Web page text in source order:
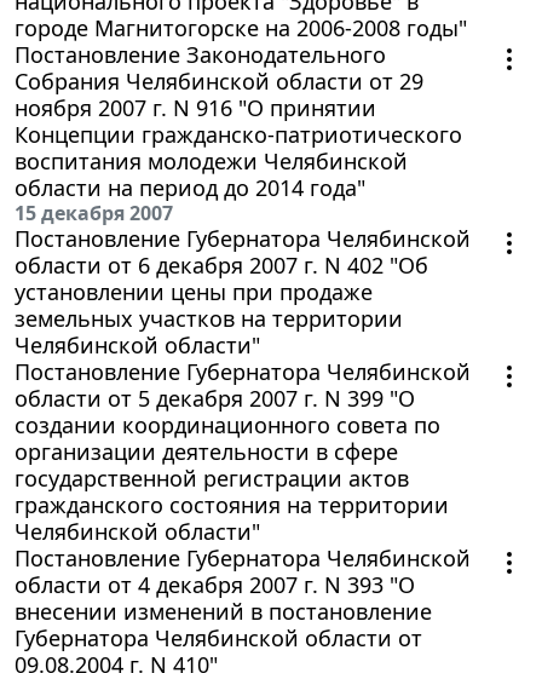
городе Магнитогорске на 2006-2008 годы"
Постановление Законодательного
Собрания Челябинской области от 29
ноября 2007 г. N 916 "О принятии
Концепции гражданско-патриотического
воспитания молодежи Челябинской
области на период до 2014 года"
15 декабря 2007
Постановление Губернатора Челябинской
области от 6 декабря 2007 г. N 402 "Об
установлении цены при продаже
земельных участков на территории
Челябинской области"
Постановление Губернатора Челябинской
области от 5 декабря 2007 г. N 399 "О
создании координационного совета по
организации деятельности в сфере
государственной регистрации актов
гражданского состояния на территории
Челябинской области"
Постановление Губернатора Челябинской
области от 4 декабря 2007 г. N 393 "О
внесении изменений в постановление
Губернатора Челябинской области от
09.08.2004 г. N 410"